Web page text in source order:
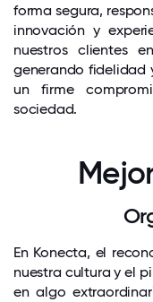
forma segura,
innovación y
nuestros clientes
generando fidelidad
un firme
sociedad.
En Konecta, el
nuestra cultura y el
en algo